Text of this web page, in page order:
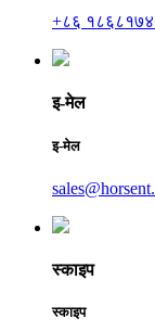
+८६
इ-मेल
इ-मेल
स्काइप
स्काइप